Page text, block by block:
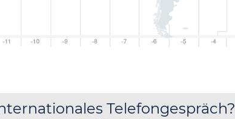
Telefongespräch?